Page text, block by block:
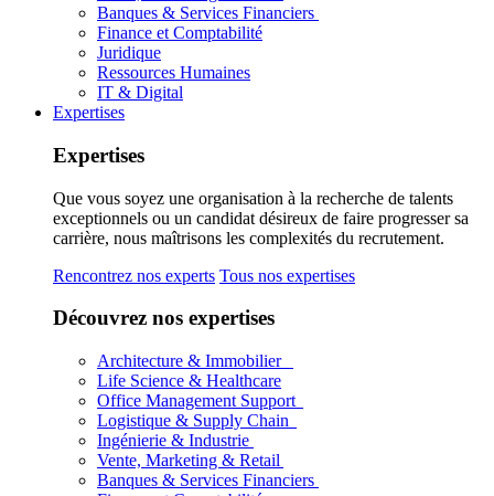
Banques & Services Financiers
Finance et Comptabilité
Juridique
Ressources Humaines
IT & Digital
Expertises
Expertises
Que vous soyez une organisation à la recherche de talents
exceptionnels ou un candidat désireux de faire progresser sa
carrière, nous maîtrisons les complexités du recrutement.
Rencontrez nos experts Tous nos expertises
Découvrez nos expertises
Architecture & Immobilier
Life Science & Healthcare
Office Management Support
Logistique & Supply Chain
Ingénierie & Industrie
Vente, Marketing & Retail
Banques & Services Financiers